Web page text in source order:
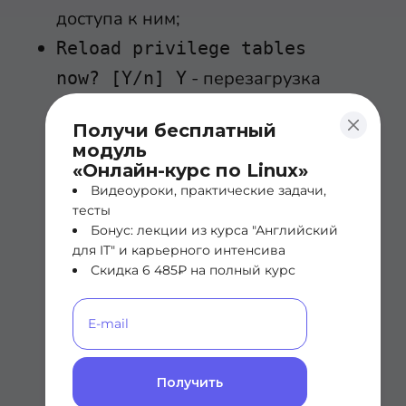
Получи бесплатный
модуль
«Онлайн-курс по Linux»
Видеоуроки, практические задачи,
тесты
Бонус: лекции из курса "Английский
для IT" и карьерного интенсива
Скидка 6 485₽ на полный курс
Получить
доступа к ним;
Reload privilege tables
now? [Y/n] Y - перезагрузка
привилегированных таблиц;
Очень советую пароль придумать
максимально сложный – кроме
того, по дефолту, у вас не
получится поставить простой
пароль.
Создание тестовой базы
данных и манипуляции с